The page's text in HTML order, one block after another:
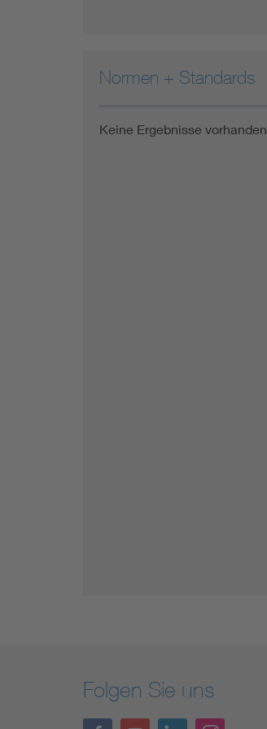
Normen + Standards
Keine Ergebnisse vorhanden
Folgen Sie uns